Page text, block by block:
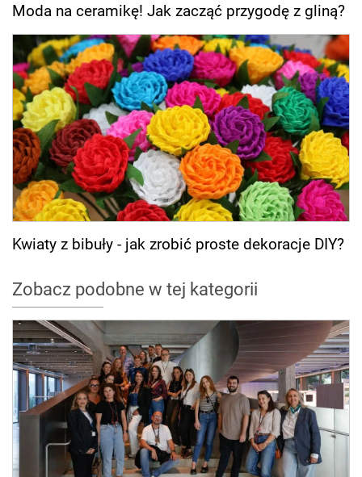
Moda na ceramikę! Jak zacząć przygodę z gliną?
Kwiaty z bibuły - jak zrobić proste dekoracje DIY?
Zobacz podobne w tej kategorii